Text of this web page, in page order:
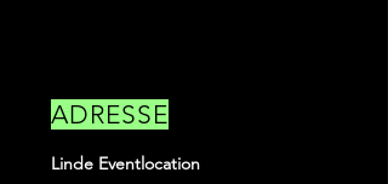
ADRESSE
Linde Eventlocation